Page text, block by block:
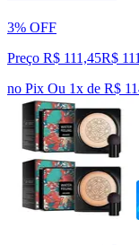
3% OFF
Preço R$ 111,45R$ 111
no Pix Ou 1x de R$